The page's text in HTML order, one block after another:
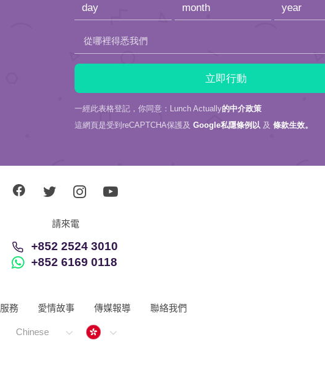
empty.
從哪裡得悉我們
一經此表格登記，你同意：Lunch Actually的中介政策
這網頁是受到reCAPTCHA保護及 Google私隱條例以 及 條款生效。
請來電
+852 2524 3010
+852 6169 0118
服務 愛情故事 傳媒報導 聯絡我們
Chinese Hong Kong